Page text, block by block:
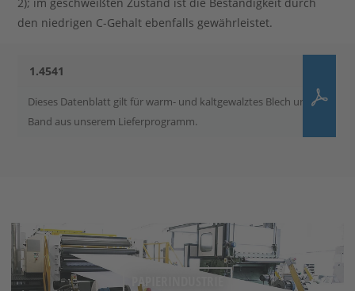
den niedrigen C-Gehalt ebenfalls gewährleistet.
1.4541
Dieses Datenblatt gilt für warm- und kaltgewalztes Blech und
Band aus unserem Lieferprogramm.
PAPIERINDUSTRIE